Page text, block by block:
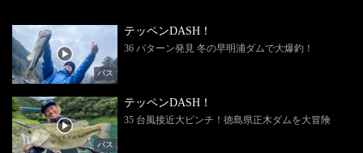
バス
テッペンDASH！
36 パターン発見 冬の早明浦ダムで大爆釣！
バス
テッペンDASH！
35 台風接近大ピンチ！徳島県正木ダムを大冒険